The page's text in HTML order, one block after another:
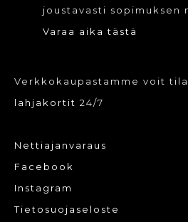
joustavasti sopimuksen
Varaa aika tästä
Verkkokaupastamme voit
lahjakortit 24/7
Nettiajanvaraus
Facebook
Instagram
Tietosuojaseloste